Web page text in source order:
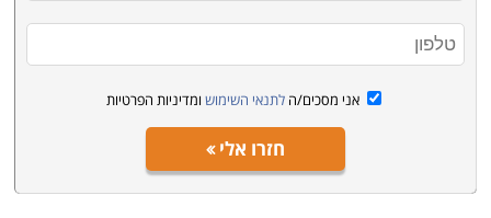
תחת פיקוח של משרד התחבורה ומשרד התמ"ת יוכלו
להציע הכנה לקבלת רישיון מתאים.
אני מסכים/ה לתנאי השימוש ומדיניות הפרטיות
חזרו אלי